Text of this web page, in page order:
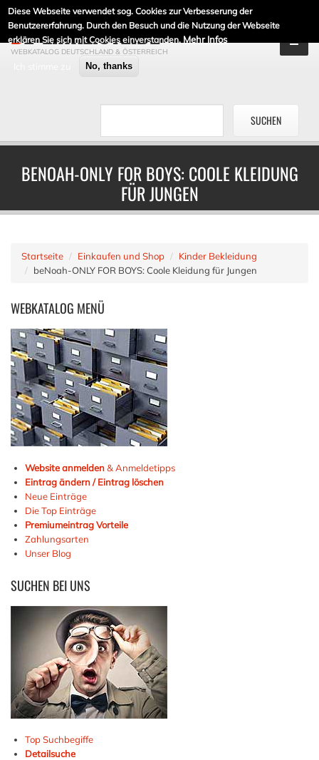
Diese Webseite verwendet sog. Cookies zur Verbesserung der
Benutzererfahrung. Durch den Besuch und die Nutzung der Webseite
erklären Sie sich mit Cookies einverstanden. Mehr Infos
No, thanks
DE-LINKLISTE.DE
WEBKATALOG DEUTSCHLAND & ÖSTERREICH
BENOAH-ONLY FOR BOYS: COOLE KLEIDUNG
FÜR JUNGEN
Startseite Einkaufen und Shop
Kinder Bekleidung
beNoah-ONLY FOR BOYS: Coole Kleidung für Jungen
WEBKATALOG MENÜ
Website anmelden& Anmeldetipps
Eintrag ändern / Eintrag löschen
Neue Einträge
Die Top Einträge
Premiumeintrag Vorteile
Zahlungsarten
Unser Blog
SUCHEN BEI UNS
Top Suchbegiffe
Detailsuche